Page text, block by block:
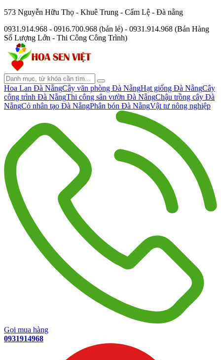
573 Nguyễn Hữu Thọ - Khuê Trung - Cẩm Lệ - Đà nẵng
0931.914.968 - 0916.700.968 (bán lẻ) - 0931.914.968 (Bán Hàng
Số Lượng Lớn - Thi Công Công Trình)
Hoa Lan Đà NẵngCây văn phòng Đà NẵngHạt giống Đà NẵngCây
công trình Đà NẵngThi công sân vườn Đà NẵngChậu trồng cây Đà
NẵngCỏ nhân tạo Đà NẵngPhân bón Đà NẵngVật tư nông nghiệp
Gọi mua hàng
0931914968